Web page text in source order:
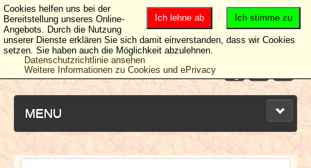
MENU
Ich stimme zu
Ich lehne ab
Cookies helfen uns bei der
Bereitstellung unseres Online-
Angebots. Durch die Nutzung
unserer Dienste erklären Sie sich damit einverstanden, dass wir Cookies
setzen. Sie haben auch die Möglichkeit abzulehnen.
Datenschutzrichtlinie ansehen
Weitere Informationen zu Cookies und ePrivacy